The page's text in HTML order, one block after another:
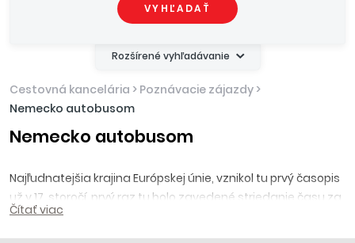
Rozšírené vyhľadávanie
VYHĽADAŤ
Cestovná kancelária > Poznávacie zájazdy >
Nemecko autobusom
Nemecko autobusom
Najľudnatejšia krajina Európskej únie, vznikol tu prvý časopis
už v 17. storočí, prvý raz tu bolo zavedené striedanie času za
1. svetovej vojny, hlavné mesto má viac mostov než Benátky
a pivo sa do niektorých barov dopravuje pivným potrubím.
Čítať viac